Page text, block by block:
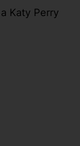
Katy Perry